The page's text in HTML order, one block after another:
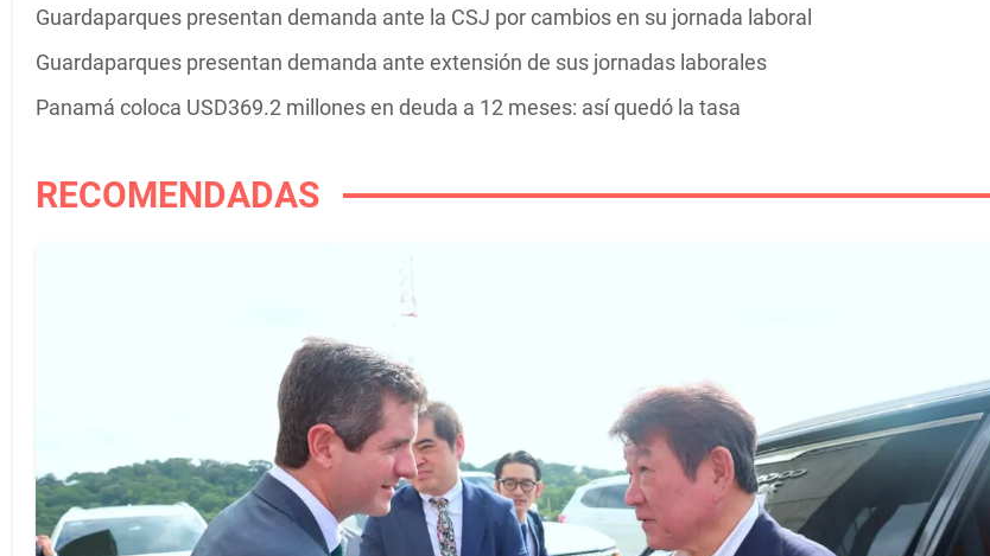
Guardaparques presentan demanda ante la CSJ por cambios en su jornada laboral
Guardaparques presentan demanda ante extensión de sus jornadas laborales
Panamá coloca USD369.2 millones en deuda a 12 meses: así quedó la tasa
RECOMENDADAS